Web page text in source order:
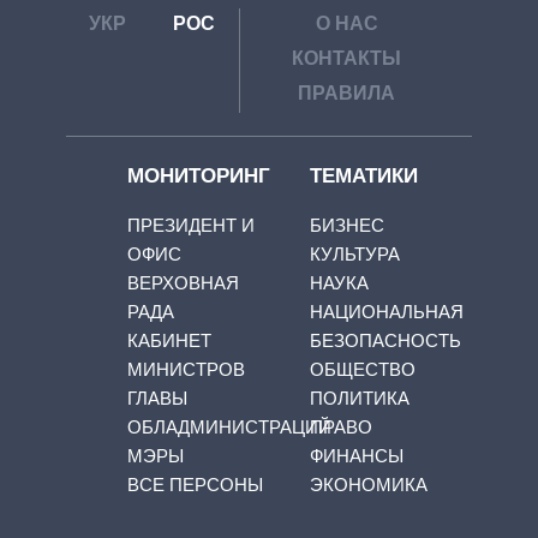
УКР РОС
О НАС
КОНТАКТЫ
ПРАВИЛА
МОНИТОРИНГ
ПРЕЗИДЕНТ И
ОФИС
ВЕРХОВНАЯ
РАДА
КАБИНЕТ
МИНИСТРОВ
ГЛАВЫ
ОБЛАДМИНИСТРАЦИЙ
МЭРЫ
ВСЕ ПЕРСОНЫ
ТЕМАТИКИ
БИЗНЕС
КУЛЬТУРА
НАУКА
НАЦИОНАЛЬНАЯ
БЕЗОПАСНОСТЬ
ОБЩЕСТВО
ПОЛИТИКА
ПРАВО
ФИНАНСЫ
ЭКОНОМИКА